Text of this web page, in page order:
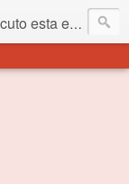
que um saco feito com ele, mesmo que muito exposto ao ar soprado para dentro, nunca vai se encher. Aí está o propósito deste nome... Para viver em sociedade tem que ter saco de filó.